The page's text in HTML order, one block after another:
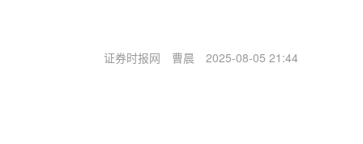
证券时报网 曹晨 2025-08-05 21:44